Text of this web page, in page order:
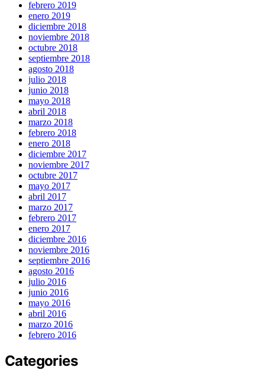
febrero 2019
enero 2019
diciembre 2018
noviembre 2018
octubre 2018
septiembre 2018
agosto 2018
julio 2018
junio 2018
mayo 2018
abril 2018
marzo 2018
febrero 2018
enero 2018
diciembre 2017
noviembre 2017
octubre 2017
mayo 2017
abril 2017
marzo 2017
febrero 2017
enero 2017
diciembre 2016
noviembre 2016
septiembre 2016
agosto 2016
julio 2016
junio 2016
mayo 2016
abril 2016
marzo 2016
febrero 2016
Categories